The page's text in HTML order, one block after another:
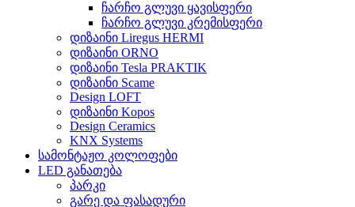
ჩარჩო გლუვი ყავისფერი
ჩარჩო გლუვი კრემისფერი
დიზაინი Liregus HERMI
დიზაინი ORNO
დიზაინი Tesla PRAKTIK
დიზაინი Scame
Design LOFT
დიზაინი Kopos
Design Ceramics
KNX Systems
სამონტაჟო კოლოფები
LED განათება
პარკი
გარე და ფასადური